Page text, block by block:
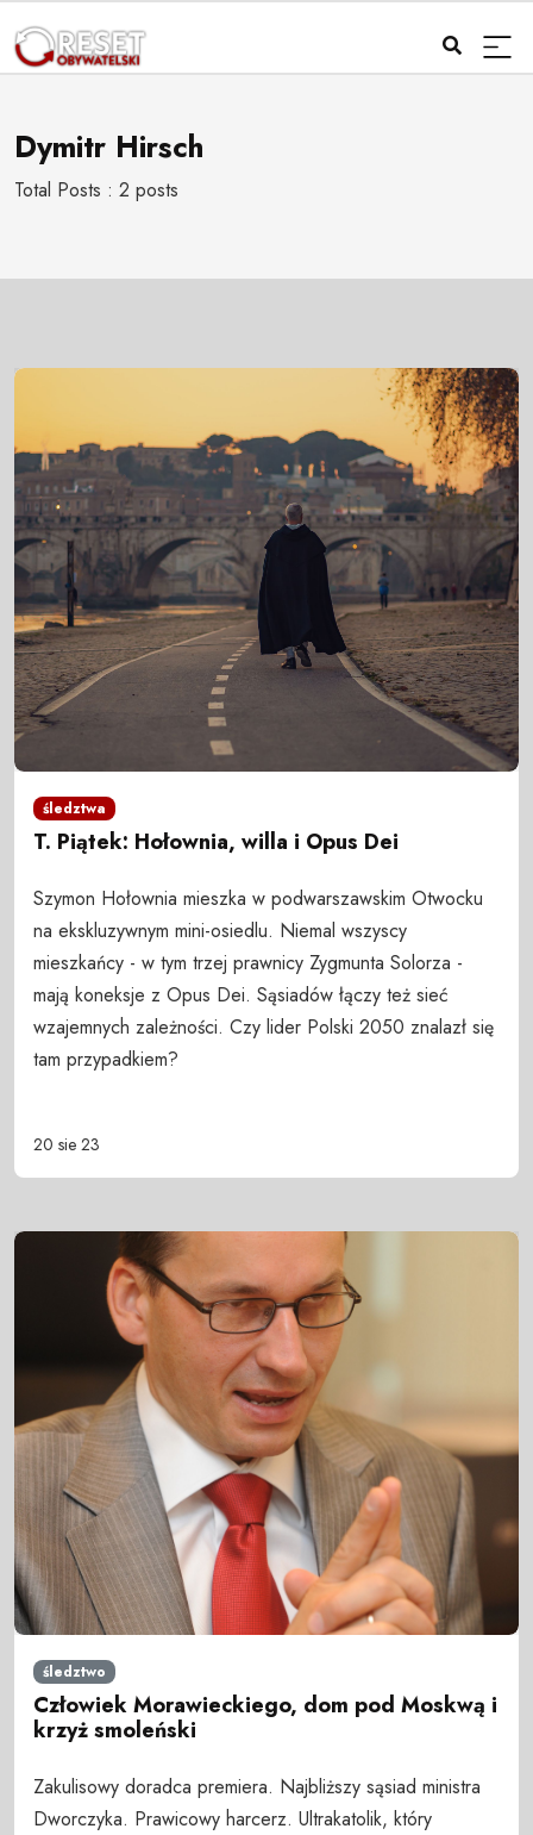
Dymitr Hirsch
Total Posts : 2 posts
śledztwa
T. Piątek: Hołownia, willa i Opus Dei
Szymon Hołownia mieszka w podwarszawskim Otwocku
na ekskluzywnym mini-osiedlu. Niemal wszyscy
mieszkańcy - w tym trzej prawnicy Zygmunta Solorza -
mają koneksje z Opus Dei. Sąsiadów łączy też sieć
wzajemnych zależności. Czy lider Polski 2050 znalazł się
tam przypadkiem?
20 sie 23
śledztwo
Człowiek Morawieckiego, dom pod Moskwą i
krzyż smoleński
Zakulisowy doradca premiera. Najbliższy sąsiad ministra
Dworczyka. Prawicowy harcerz. Ultrakatolik, który